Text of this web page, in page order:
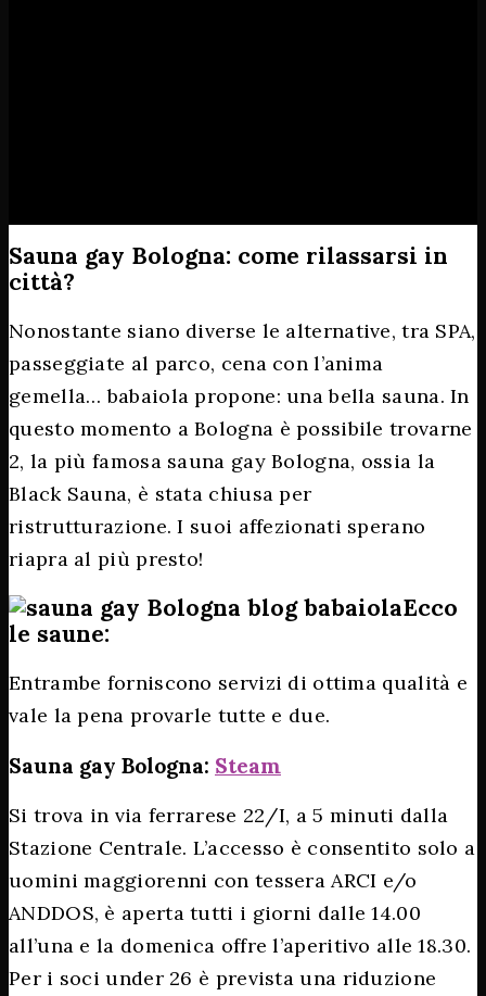
Sauna gay Bologna: come rilassarsi in
città?
Nonostante siano diverse le alternative, tra SPA,
passeggiate al parco, cena con l’anima
gemella… babaiola propone: una bella sauna. In
questo momento a Bologna è possibile trovarne
2, la più famosa sauna gay Bologna, ossia la
Black Sauna, è stata chiusa per
ristrutturazione. I suoi affezionati sperano
riapra al più presto!
Ecco
le saune:
Entrambe forniscono servizi di ottima qualità e
vale la pena provarle tutte e due.
Sauna gay Bologna: Steam
Si trova in via ferrarese 22/I, a 5 minuti dalla
Stazione Centrale. L’accesso è consentito solo a
uomini maggiorenni con tessera ARCI e/o
ANDDOS, è aperta tutti i giorni dalle 14.00
all’una e la domenica offre l’aperitivo alle 18.30.
Per i soci under 26 è prevista una riduzione